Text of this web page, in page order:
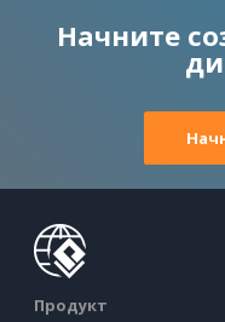
Начните
Продукт